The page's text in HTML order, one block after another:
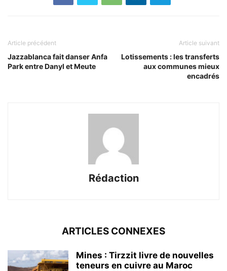
Article précédent
Jazzablanca fait danser Anfa
Park entre Danyl et Meute
Article suivant
Lotissements : les transferts
aux communes mieux
encadrés
Rédaction
ARTICLES CONNEXES
Mines : Tirzzit livre de nouvelles
teneurs en cuivre au Maroc